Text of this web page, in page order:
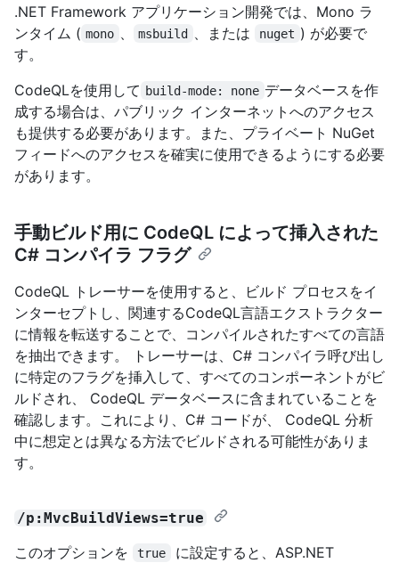
.NET Framework アプリケーション開発では、Mono ラ
ンタイム ( mono msbuild 、または nuget ) が必要で
す。
CodeQLを使用して build-mode: none データベースを作
成する場合は、パブリック インターネットへのアクセス
も提供する必要があります。また、プライベート NuGet
フィードへのアクセスを確実に使用できるようにする必要
があります。
手動ビルド用に CodeQL によって挿入された
C# コンパイラ フラグ
CodeQL トレーサーを使用すると、ビルド プロセスをイ
ンターセプトし、関連するCodeQL言語エクストラクター
に情報を転送することで、コンパイルされたすべての言語
を抽出できます。 トレーサーは、C# コンパイラ呼び出し
に特定のフラグを挿入して、すべてのコンポーネントがビ
ルドされ、 CodeQL データベースに含まれていることを
確認します。これにより、C# コードが、 CodeQL 分析
中に想定とは異なる方法でビルドされる可能性がありま
す。
/p:MvcBuildViews=true
このオプションを true
に設定すると、ASP.NET